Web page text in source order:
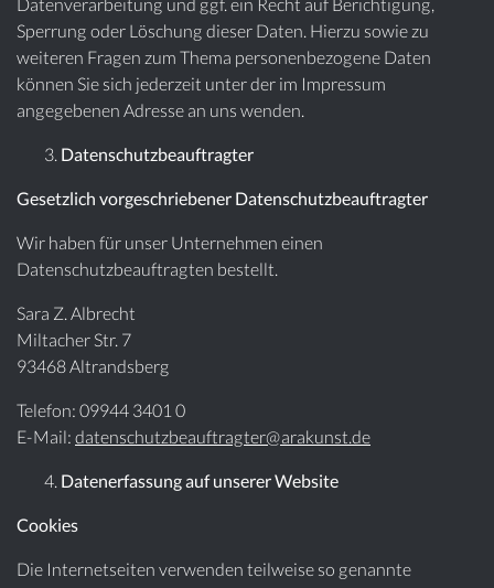
Sperrung oder Löschung dieser Daten. Hierzu sowie zu
weiteren Fragen zum Thema personenbezogene Daten
können Sie sich jederzeit unter der im Impressum
angegebenen Adresse an uns wenden.
Datenschutzbeauftragter
Gesetzlich vorgeschriebener Datenschutzbeauftragter
Wir haben für unser Unternehmen einen
Datenschutzbeauftragten bestellt.
Sara Z. Albrecht
Miltacher Str. 7
93468 Altrandsberg
Telefon: 09944 3401 0
E-Mail: datenschutzbeauftragter@arakunst.de
Datenerfassung auf unserer Website
Cookies
Die Internetseiten verwenden teilweise so genannte